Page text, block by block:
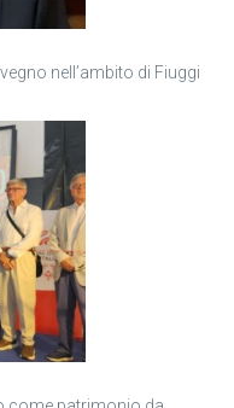
nell’ambito di Fiuggi